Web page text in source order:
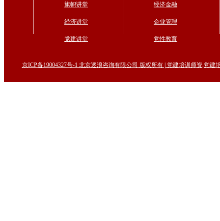
旗帜讲堂
经济讲堂
党建讲堂
经济金融
企业管理
党性教育
京ICP备19004327号-1 北京逐浪咨询有限公司 版权所有 | 党建培训师资,党